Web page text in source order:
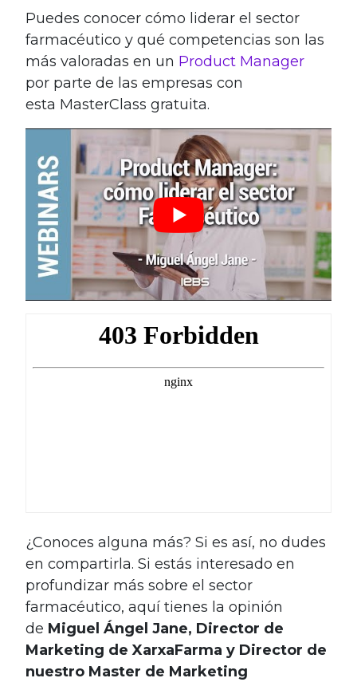
Puedes conocer cómo liderar el sector
farmacéutico y qué competencias son las
más valoradas en un Product Manager
por parte de las empresas con
esta MasterClass gratuita.
¿Conoces alguna más? Si es así, no dudes
en compartirla. Si estás interesado en
profundizar más sobre el sector
farmacéutico, aquí tienes la opinión
de Miguel Ángel Jane, Director de
Marketing de XarxaFarma y Director de
nuestro Master de Marketing